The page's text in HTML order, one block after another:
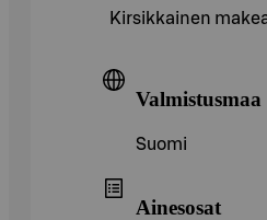
Kirsikkainen
Valmistusmaa
Suomi
Ainesosat